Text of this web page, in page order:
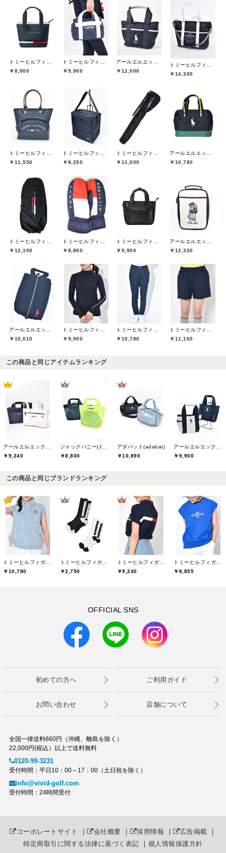
￥8,800
￥9,900
￥11,000
￥14,300
￥11,550
￥8,250
￥11,000
￥10,780
￥12,100
￥8,800
￥9,900
￥12,320
￥10,010
￥9,900
￥10,780
￥11,165
この商品と同じアイテムランキング
￥9,240
￥8,800
アダバット(adabat)
￥10,890
￥9,900
この商品と同じブランドランキング
￥10,780
￥2,750
￥9,240
￥8,855
OFFICIAL SNS
初めての方へ ご利用ガイド
お問い合わせ 店舗について
全国一律送料660円（沖縄、離島を除く）
22,000円(税込）以上で送料無料
0120-99-3231
受付時間：平日10：00～17：00（土日祝を除く）
info@vivid-golf.com
受付時間：24時間受付
コーポレートサイト ｜ 会社概要 ｜ 採用情報 ｜ 広告掲載 ｜
特定商取引に関する法律に基づく表記 ｜ 個人情報保護方針